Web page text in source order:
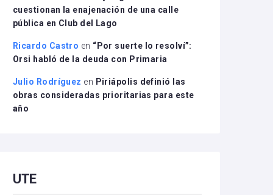
cuestionan la enajenación de una calle
pública en Club del Lago
Ricardo Castro en “Por suerte lo resolví”:
Orsi habló de la deuda con Primaria
Julio Rodríguez en Piriápolis definió las
obras consideradas prioritarias para este
año
UTE